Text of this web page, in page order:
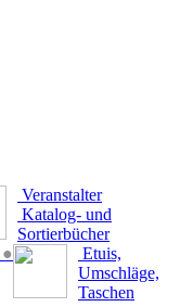
Veranstalter
Katalog- und
Sortierbücher
●
Etuis,
Umschläge,
Taschen